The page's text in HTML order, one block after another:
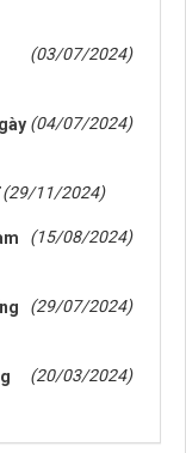
(03/07/2024)
(04/07/2024)
(29/11/2024)
(15/08/2024)
(29/07/2024)
(20/03/2024)